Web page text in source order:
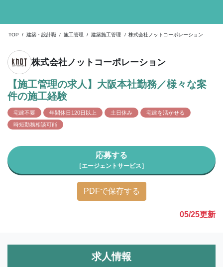
TOP / 建築・設計職 / 施工管理 / 建築施工管理 / 株式会社ノットコーポレーション
株式会社ノットコーポレーション
【施工管理の求人】大阪本社勤務／様々な案
件の施工経験
宅建不要 年間休日120日以上 土日休み
宅建を活かせる
時短勤務相談可能
応募する
［エージェントサービス］
PDFで保存する
05/25更新
求人情報